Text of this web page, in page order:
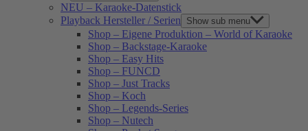
NEU – Karaoke-Datenstick
Playback Hersteller / Serien
Show sub menu
Shop – Eigene Produktion – World of Karaoke
Shop – Backstage-Karaoke
Shop – Easy Hits
Shop – FUNCD
Shop – Just Tracks
Shop – Koch
Shop – Legends-Series
Shop – Nutech